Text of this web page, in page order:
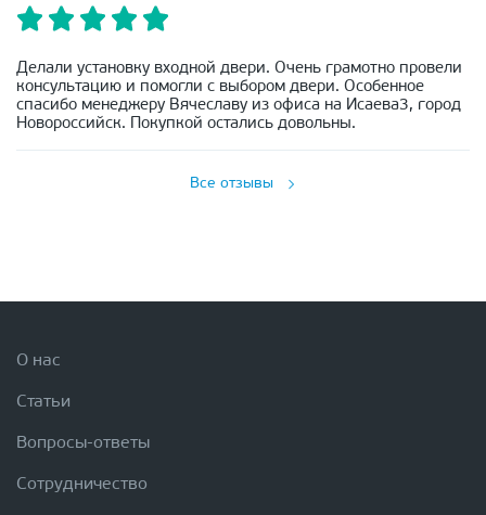
Делали установку входной двери. Очень грамотно провели
консультацию и помогли с выбором двери. Особенное
спасибо менеджеру Вячеславу из офиса на Исаева3, город
Новороссийск. Покупкой остались довольны.
Все отзывы
О нас
Статьи
Вопросы-ответы
Сотрудничество